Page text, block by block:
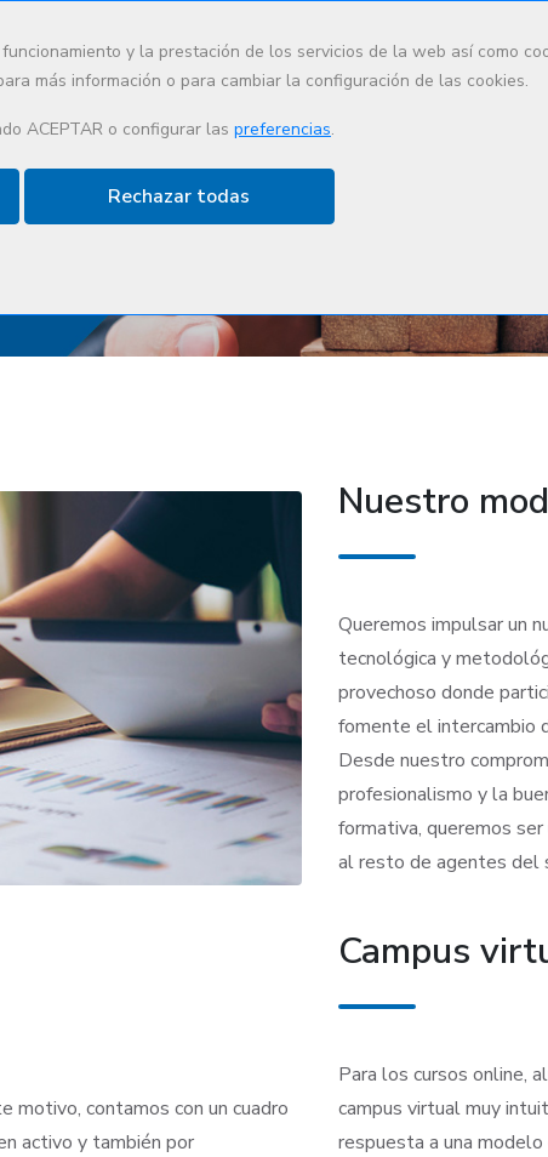
y la prestación de los servicios de la web así como
más información o para cambiar la configuración de las cookies.
ACEPTAR o configurar las preferencias.
Rechazar todas
Nuestro
Queremos impulsar un
tecnológica y
provechoso donde
fomente el intercambio
Desde nuestro
profesionalismo y la
formativa, queremos
al resto de agentes del
motivo, contamos con un cuadro
activo y también por
Campus
Para los cursos online,
campus virtual muy
respuesta a una